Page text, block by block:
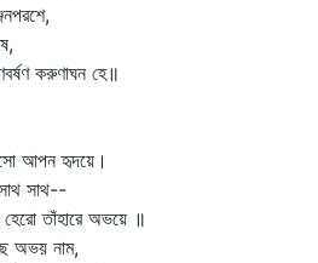
করুণাঘন হে॥
আপন হৃদয়ে।
সাথ--
তাঁহারে অভয়ে ॥
অভয় নাম,